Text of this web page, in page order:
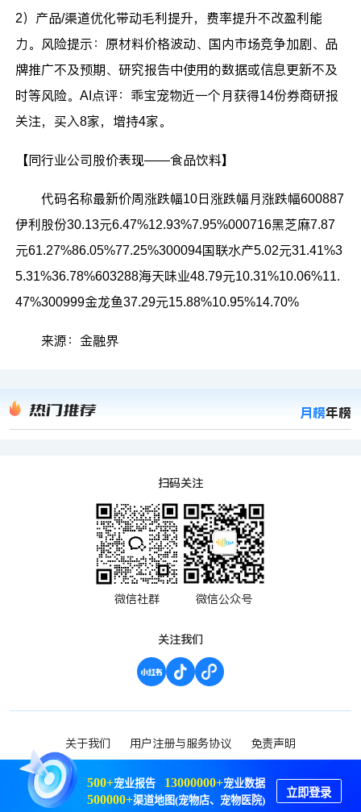
2）产品/渠道优化带动毛利提升，费率提升不改盈利能
力。风险提示：原材料价格波动、国内市场竞争加剧、品
牌推广不及预期、研究报告中使用的数据或信息更新不及
时等风险。AI点评：乖宝宠物近一个月获得14份券商研报
关注，买入8家，增持4家。
【同行业公司股价表现——食品饮料】
代码名称最新价周涨跌幅10日涨跌幅月涨跌幅600887
伊利股份30.13元6.47%12.93%7.95%000716黑芝麻7.87
元61.27%86.05%77.25%300094国联水产5.02元31.41%3
5.31%36.78%603288海天味业48.79元10.31%10.06%11.
47%300999金龙鱼37.29元15.88%10.95%14.70%
来源：金融界
热门推荐 月榜年榜
扫码关注
微信社群 微信公众号
关注我们
关于我们 用户注册与服务协议 免责声明
渝ICP备2023000952号-1
Copyright ©2023 波维希
渝公网安备 50019002503592号
500+宠业报告 13000000+宠业数据
500000+渠道地图(宠物店、宠物医院)
立即登录